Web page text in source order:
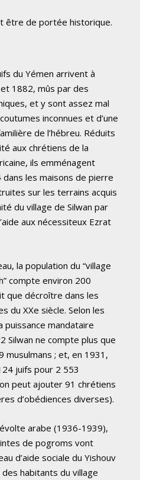
être de portée historique.
du Yémen arrivent à
1882, mûs par des
et y sont assez mal
inconnues et d’une
de l’hébreu. Réduits
aux chrétiens de la
ils emménagent
les maisons de pierre
sur les terrains acquis
du village de Silwan par
aux nécessiteux Ezrat
la population du “village
compte environ 200
que décroître dans les
du XXe siècle. Selon les
puissance mandataire
Silwan ne compte plus que
musulmans ; et, en 1931,
juifs pour 2 553
peut ajouter 91 chrétiens
d’obédiences diverses).
arabe (1936-1939),
de pogroms vont
d’aide sociale du Yishouv
habitants du village